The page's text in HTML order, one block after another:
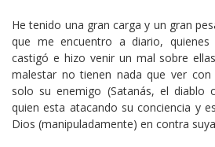
He tenido una gran carga y un gran
que me encuentro a diario,
castigó e hizo venir un mal sobre
malestar no tienen nada que ver
solo su enemigo (Satanás, el diablo
quien esta atacando su conciencia y
Dios (manipuladamente) en contra